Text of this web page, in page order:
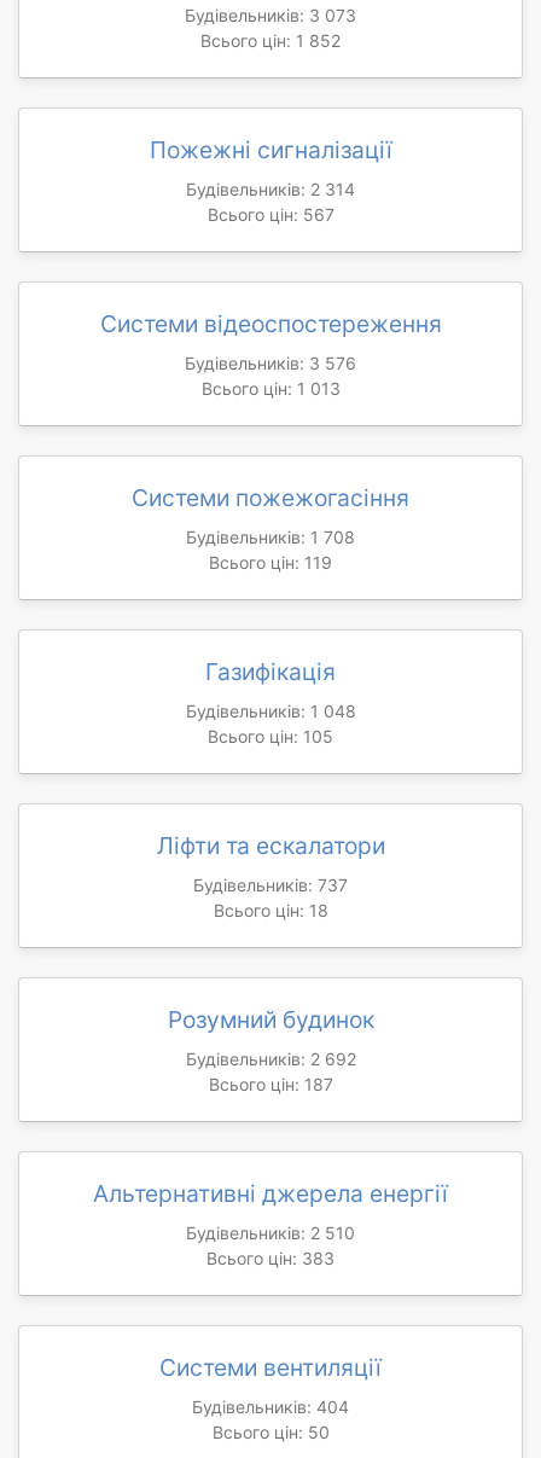
Будівельників: 3 073
Всього цін: 1 852
Пожежні сигналізації
Будівельників: 2 314
Всього цін: 567
Системи відеоспостереження
Будівельників: 3 576
Всього цін: 1 013
Системи пожежогасіння
Будівельників: 1 708
Всього цін: 119
Газифікація
Будівельників: 1 048
Всього цін: 105
Ліфти та ескалатори
Будівельників: 737
Всього цін: 18
Розумний будинок
Будівельників: 2 692
Всього цін: 187
Альтернативні джерела енергії
Будівельників: 2 510
Всього цін: 383
Системи вентиляції
Будівельників: 404
Всього цін: 50